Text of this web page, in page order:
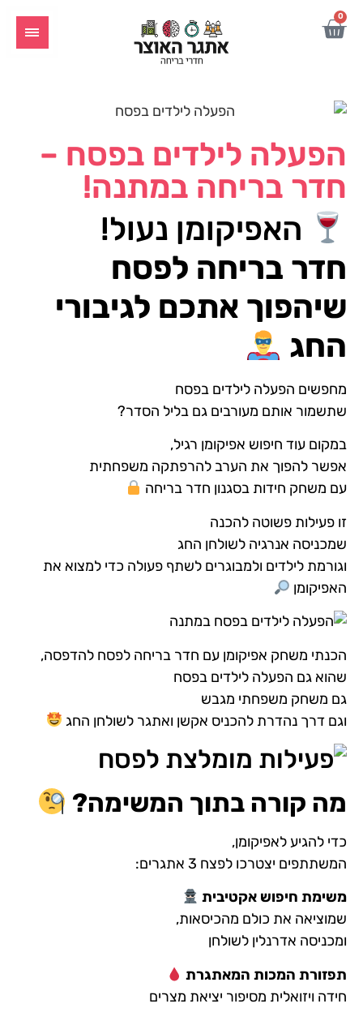
0
הפעלה לילדים בפסח –
חדר בריחה במתנה!
האפיקומן נעול!
חדר בריחה לפסח
שיהפוך אתכם לגיבורי
החג
מחפשים הפעלה לילדים בפסח
שתשמור אותם מעורבים גם בליל הסדר?
במקום עוד חיפוש אפיקומן רגיל,
אפשר להפוך את הערב להרפתקה משפחתית
עם משחק חידות בסגנון חדר בריחה
זו פעילות פשוטה להכנה
שמכניסה אנרגיה לשולחן החג
וגורמת לילדים ולמבוגרים לשתף פעולה כדי למצוא את
האפיקומן
הכנתי משחק אפיקומן עם חדר בריחה לפסח להדפסה,
שהוא גם הפעלה לילדים בפסח
גם משחק משפחתי מגבש
וגם דרך נהדרת להכניס אקשן ואתגר לשולחן החג
מה קורה בתוך המשימה?
כדי להגיע לאפיקומן,
המשתתפים יצטרכו לפצח 3 אתגרים:
משימת חיפוש אקטיבית
שמוציאה את כולם מהכיסאות,
ומכניסה אדרנלין לשולחן
תפזורת המכות המאתגרת
חידה ויזואלית מסיפור יציאת מצרים